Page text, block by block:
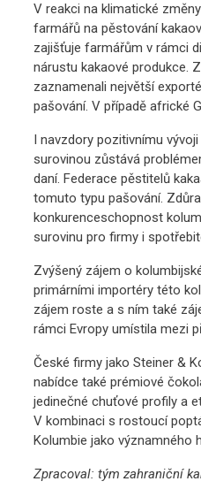
V reakci na klimatické
farmářů na pěstování
zajišťuje farmářům v rámci
nárustu kakaové produkce.
zaznamenali největší
pašování. V případě africké
I navzdory pozitivnímu
surovinou zůstává
daní. Federace pěstitelů
tomuto typu pašování.
konkurenceschopnost
surovinu pro firmy i
Zvýšený zájem o
primárními importéry této
zájem roste a s ním také
rámci Evropy umístila mezi
České firmy jako Steiner &
nabídce také prémiové
jedinečné chuťové profily a
V kombinaci s rostoucí
Kolumbie jako významného
Zpracoval: tým zahraniční